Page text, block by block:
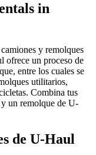
in
y remolques
ofrece un proceso de
entre los cuales se
utilitarios,
Combina tus
un remolque de U-
de U-Haul